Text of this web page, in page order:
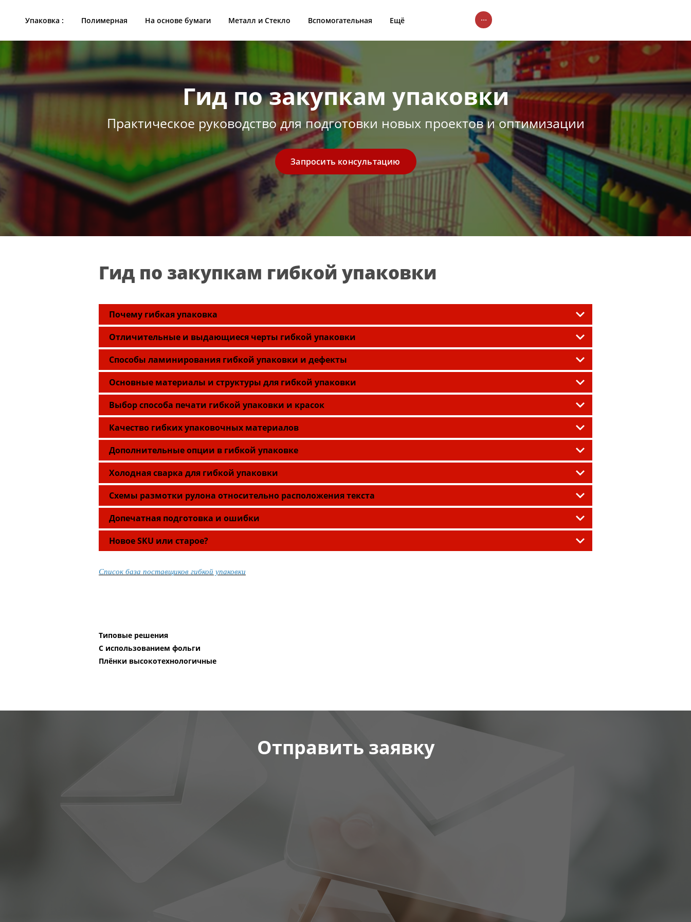
Упаковка : Полимерная На основе бумаги Металл и Стекло Вспомогательная Ещё ...
Гид по закупкам упаковки
Практическое руководство для подготовки новых проектов и оптимизации
Запросить консультацию
Гид по закупкам гибкой упаковки
Почему гибкая упаковка
Отличительные и выдающиеся черты гибкой упаковки
Способы ламинирования гибкой упаковки и дефекты
Основные материалы и структуры для гибкой упаковки
Выбор способа печати гибкой упаковки и красок
Качество гибких упаковочных материалов
Дополнительные опции в гибкой упаковке
Холодная сварка для гибкой упаковки
Схемы размотки рулона относительно расположения текста
Допечатная подготовка и ошибки
Новое SKU или старое?
Список база поставщиков гибкой упаковки
Типовые решения
С использованием фольги
Плёнки высокотехнологичные
Отправить заявку